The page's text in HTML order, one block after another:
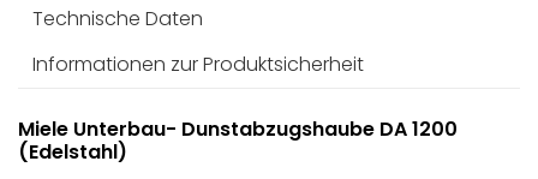
Technische Daten
Informationen zur Produktsicherheit
Miele Unterbau- Dunstabzugshaube DA 1200
(Edelstahl)